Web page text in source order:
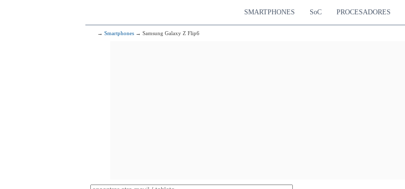
SMARTPHONES SoC PROCESADORES
→ Smartphones → Samsung Galaxy Z Flip6